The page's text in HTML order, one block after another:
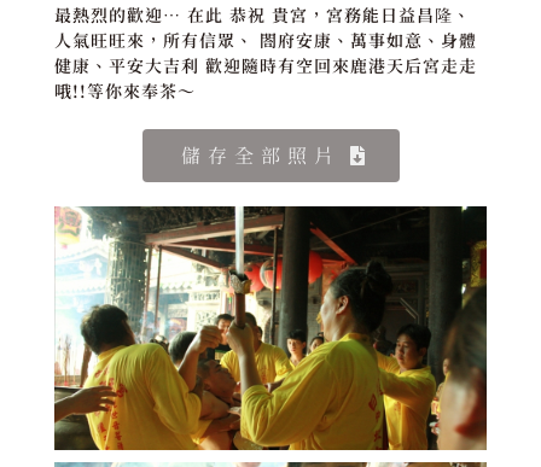
最熱烈的歡迎… 在此 恭祝 貴宮，宮務能日益昌隆、
人氣旺旺來，所有信眾、 閤府安康、萬事如意、身體
健康、平安大吉利 歡迎隨時有空回來鹿港天后宮走走
哦!!等你來奉茶～
儲存全部照片